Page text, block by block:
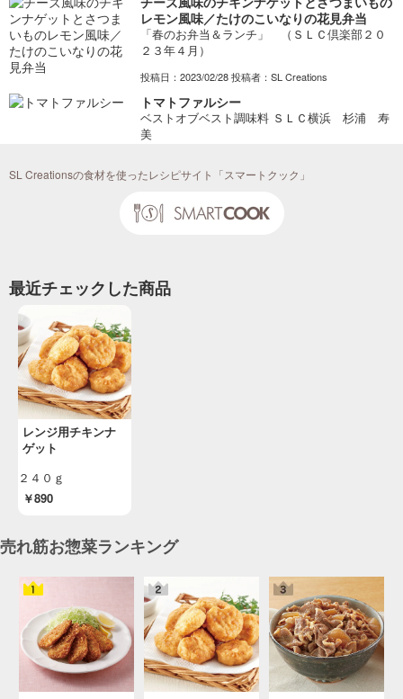
レモン風味／たけのこいなりの花見弁当
「春のお弁当＆ランチ」 （ＳＬＣ倶楽部２０
２３年４月）
投稿日：2023/02/28 投稿者：SL Creations
トマトファルシー
ベストオブベスト調味料 ＳＬＣ横浜 杉浦 寿
美
スライダー
「にぎやかパンメニュー」 （美味安心
２０２１年 ４号） 話題の小さめサイズのハン
投稿日：2021/03/08 投稿者：SL Creations
チキンナゲット
SL Creationsの食材を使ったレシピサイト「スマートクック」
最近チェックした商品
レンジ用チキンナ
ゲット
２４０ｇ
￥890
売れ筋お惣菜ランキング